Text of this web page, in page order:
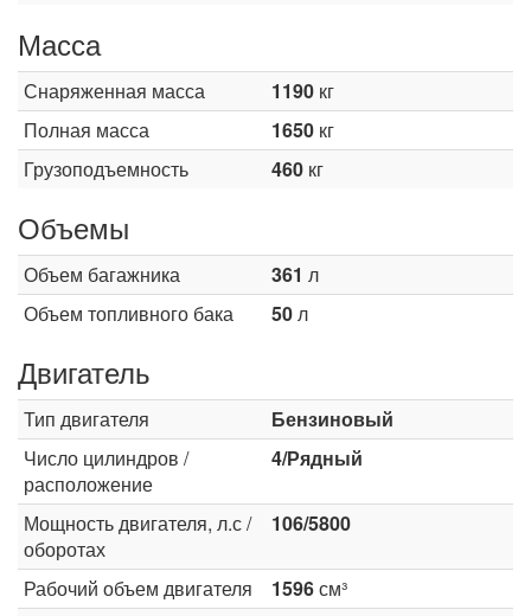
Масса
Снаряженная масса 1190 кг
Полная масса
1650 кг
Грузоподъемность
460 кг
Объемы
Объем багажника 361 л
Объем топливного бака
50л
Двигатель
Тип двигателя
Бензиновый
Число цилиндров /
расположение
4/Рядный
Мощность двигателя, л.с /
оборотах
106/5800
Рабочий объем двигателя 1596см³